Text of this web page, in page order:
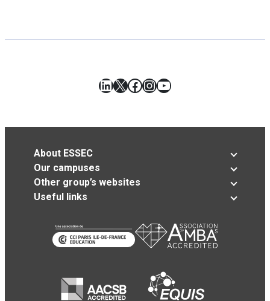
LinkedIn
X Facebook
Instagram
YouTube
About ESSEC
Our campuses
Other group’s websites
Useful links